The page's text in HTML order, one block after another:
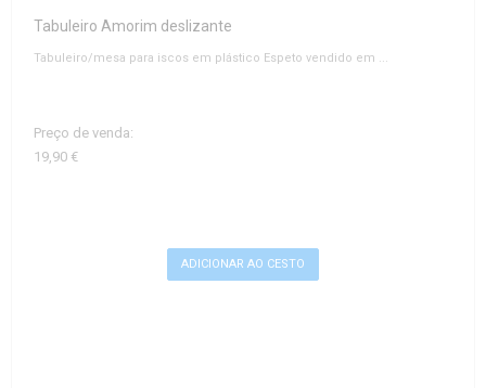
Tabuleiro Amorim deslizante
Tabuleiro/mesa para iscos em plástico Espeto vendido em ...
Preço de venda:
19,90 €